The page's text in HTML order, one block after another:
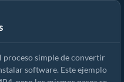
proceso simple de convertir
software. Este ejemplo